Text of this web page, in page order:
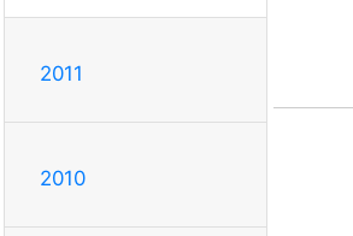
2011
2010